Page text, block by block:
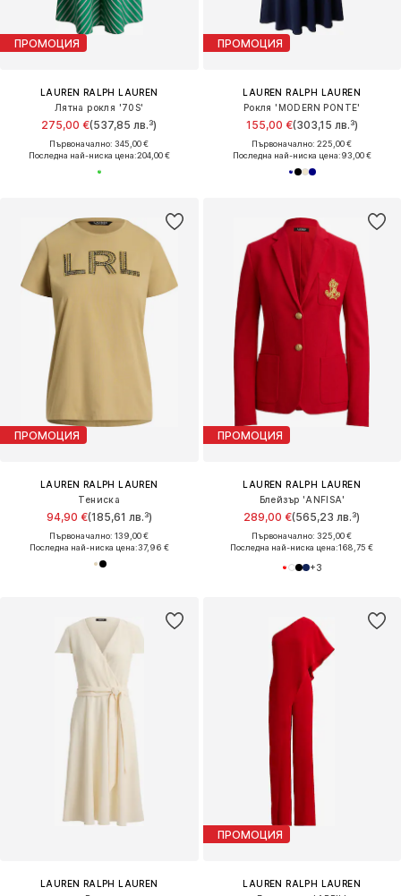
ПРОМОЦИЯ
LAUREN RALPH LAUREN
Лятна рокля '70S'
275,00 €(537,85 лв.³)
Първоначално: 345,00 €
Последна най-ниска цена:204,00 €
ПРОМОЦИЯ
LAUREN RALPH LAUREN
Рокля 'MODERN PONTE'
155,00 €(303,15 лв.³)
Първоначално: 225,00 €
Последна най-ниска цена:93,00 €
ПРОМОЦИЯ
LAUREN RALPH LAUREN
Тениска
94,90 €(185,61 лв.³)
Първоначално: 139,00 €
Последна най-ниска цена:37,96 €
ПРОМОЦИЯ
LAUREN RALPH LAUREN
Блейзър 'ANFISA'
289,00 €(565,23 лв.³)
Първоначално: 325,00 €
Последна най-ниска цена:168,75 €
+3
LAUREN RALPH LAUREN
ПРОМОЦИЯ
LAUREN RALPH LAUREN